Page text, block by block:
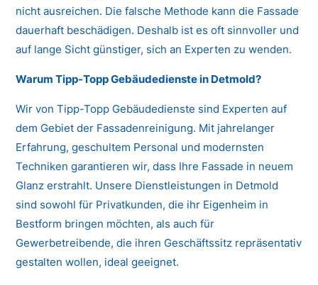
nicht ausreichen. Die falsche Methode kann die Fassade
dauerhaft beschädigen. Deshalb ist es oft sinnvoller und
auf lange Sicht günstiger, sich an Experten zu wenden.
Warum Tipp-Topp Gebäudedienste in Detmold?
Wir von Tipp-Topp Gebäudedienste sind Experten auf
dem Gebiet der Fassadenreinigung. Mit jahrelanger
Erfahrung, geschultem Personal und modernsten
Techniken garantieren wir, dass Ihre Fassade in neuem
Glanz erstrahlt. Unsere Dienstleistungen in Detmold
sind sowohl für Privatkunden, die ihr Eigenheim in
Bestform bringen möchten, als auch für
Gewerbetreibende, die ihren Geschäftssitz repräsentativ
gestalten wollen, ideal geeignet.